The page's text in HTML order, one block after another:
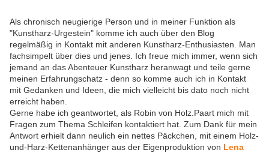
Als chronisch neugierige Person und in meiner Funktion als
"Kunstharz-Urgestein" komme ich auch über den Blog
regelmäßig in Kontakt mit anderen Kunstharz-Enthusiasten. Man
fachsimpelt über dies und jenes. Ich freue mich immer, wenn sich
jemand an das Abenteuer Kunstharz heranwagt und teile gerne
meinen Erfahrungschatz - denn so komme auch ich in Kontakt
mit Gedanken und Ideen, die mich vielleicht bis dato noch nicht
erreicht haben.
Gerne habe ich geantwortet, als Robin von Holz.Paart mich mit
Fragen zum Thema Schleifen kontaktiert hat. Zum Dank für mein
Antwort erhielt dann neulich ein nettes Päckchen, mit einem Holz-
und-Harz-Kettenanhänger aus der Eigenproduktion von Lena